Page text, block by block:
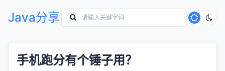
Java分享
手机跑分有个锤子用？